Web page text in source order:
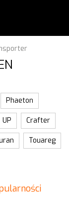
Phaeton
UP Crafter
Touareg